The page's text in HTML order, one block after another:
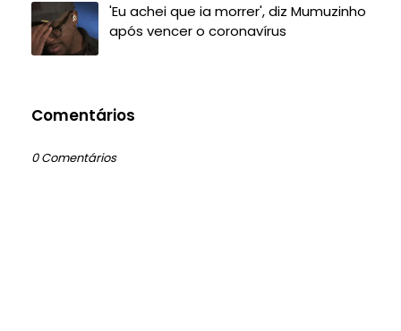
'Eu achei que ia morrer', diz Mumuzinho
após vencer o coronavírus
Comentários
0 Comentários